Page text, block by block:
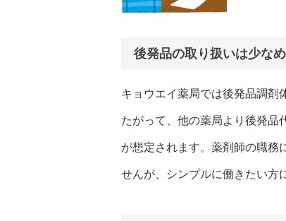
後発品の取り扱いは少なめ
キョウエイ薬局では後発品調剤
たがって、他の薬局より後発品
が想定されます。薬剤師の職務
せんが、シンプルに働きたい方